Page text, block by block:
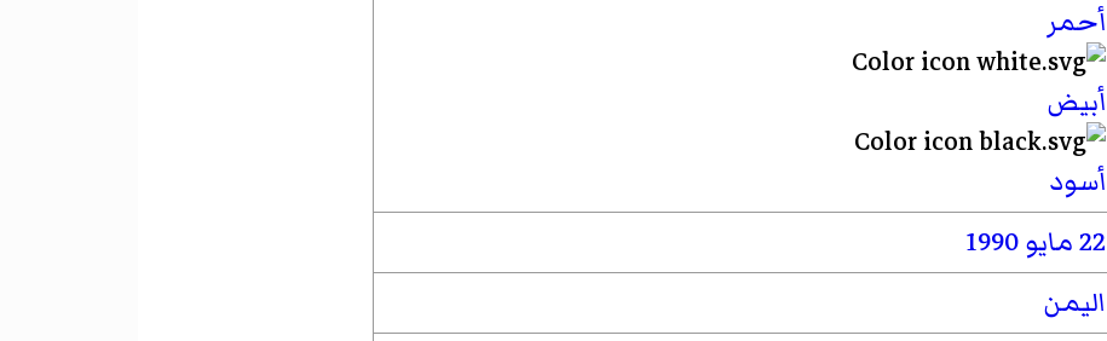
أحمر
أبيض
أسود
22 مايو
1990
اليمن